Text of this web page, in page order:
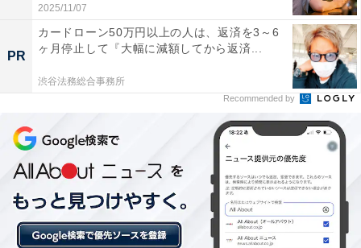
この記事の執筆者： 坂上 恵
All About ニュースの編集者。オールアバウトに入社後、SNSトレン
ドにフォーカスした記事執筆やSEOライティングの経験を経て、の
ちにAll About ニュースチームのメンバーに加入。現在は旅行・カル
チャー・エンタメなどを中心に企画編集を担当。東京都出身。居酒
屋巡りとスポーツ観戦が生きがい。
...続きを読む
次ページ 12位までのランキング結果を見る
2025/11/07
PR
カードローン50万円以上の人は、返済を3～6
ヶ月停止して『大幅に減額してから返済...
渋谷法務総合事務所
Recommended by